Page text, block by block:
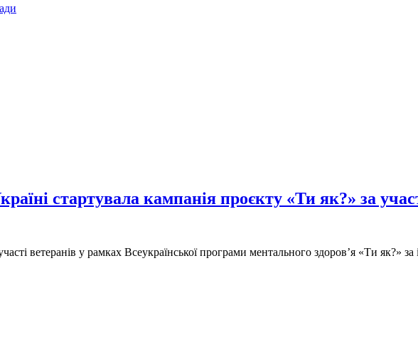
стартувала кампанія проєкту «Ти як?» за
ветеранів у рамках Всеукраїнської програми ментального здоров’я «Ти як?»